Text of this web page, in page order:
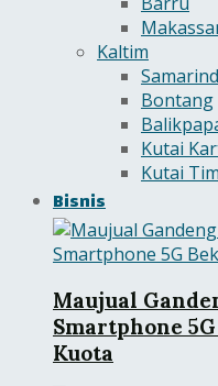
Kaltim
Bontang
Kutai
Kutai
Bisnis
Maujual
Smartphone
Kuota